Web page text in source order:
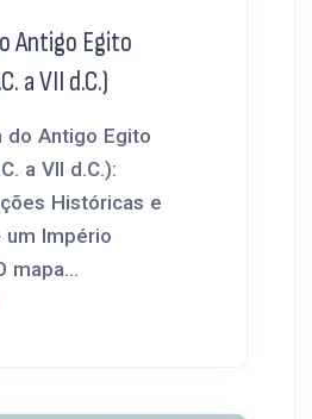
Antigo Egito
a VII d.C.)
do Antigo Egito
a VII d.C.):
Históricas e
um Império
mapa...